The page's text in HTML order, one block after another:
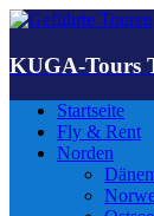
KUGA-Tours
Startseite
Fly & Rent
Norden